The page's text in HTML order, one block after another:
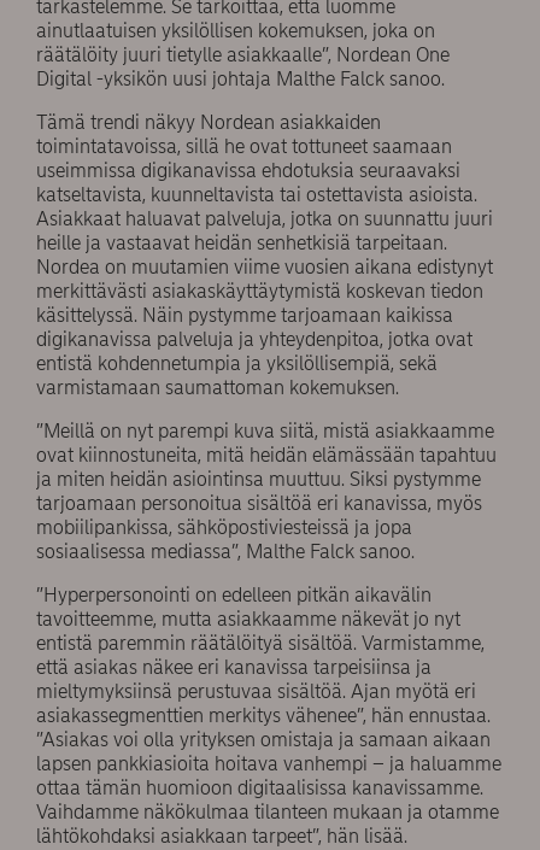
tarkastelemme. Se tarkoittaa, että luomme
ainutlaatuisen yksilöllisen kokemuksen, joka on
räätälöity juuri tietylle asiakkaalle”, Nordean One
Digital -yksikön uusi johtaja Malthe Falck sanoo.
Tämä trendi näkyy Nordean asiakkaiden
toimintatavoissa, sillä he ovat tottuneet saamaan
useimmissa digikanavissa ehdotuksia seuraavaksi
katseltavista, kuunneltavista tai ostettavista asioista.
Asiakkaat haluavat palveluja, jotka on suunnattu juuri
heille ja vastaavat heidän senhetkisiä tarpeitaan.
Nordea on muutamien viime vuosien aikana edistynyt
merkittävästi asiakaskäyttäytymistä koskevan tiedon
käsittelyssä. Näin pystymme tarjoamaan kaikissa
digikanavissa palveluja ja yhteydenpitoa, jotka ovat
entistä kohdennetumpia ja yksilöllisempiä, sekä
varmistamaan saumattoman kokemuksen.
”Meillä on nyt parempi kuva siitä, mistä asiakkaamme
ovat kiinnostuneita, mitä heidän elämässään tapahtuu
ja miten heidän asiointinsa muuttuu. Siksi pystymme
tarjoamaan personoitua sisältöä eri kanavissa, myös
mobiilipankissa, sähköpostiviesteissä ja jopa
sosiaalisessa mediassa”, Malthe Falck sanoo.
”Hyperpersonointi on edelleen pitkän aikavälin
tavoitteemme, mutta asiakkaamme näkevät jo nyt
entistä paremmin räätälöityä sisältöä. Varmistamme,
että asiakas näkee eri kanavissa tarpeisiinsa ja
mieltymyksiinsä perustuvaa sisältöä. Ajan myötä eri
asiakassegmenttien merkitys vähenee”, hän ennustaa.
”Asiakas voi olla yrityksen omistaja ja samaan aikaan
lapsen pankkiasioita hoitava vanhempi – ja haluamme
ottaa tämän huomioon digitaalisissa kanavissamme.
Vaihdamme näkökulmaa tilanteen mukaan ja otamme
lähtökohdaksi asiakkaan tarpeet”, hän lisää.